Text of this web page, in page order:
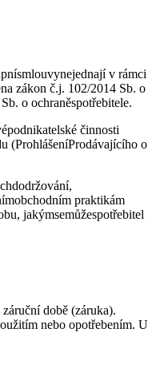
v rámci
zákon č.j. 102/2014 Sb. o
o ochraněspotřebitele.
činnosti
(ProhlášeníProdávajícího o
praktikám
jakýmsemůžespotřebitel
době (záruka).
nebo opotřebením. U